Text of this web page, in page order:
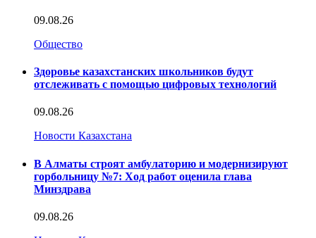
09.08.26
Общество
Здоровье казахстанских школьников будут
отслеживать с помощью цифровых технологий
09.08.26
Новости Казахстана
В Алматы строят амбулаторию и модернизируют
горбольницу №7: Ход работ оценила глава
Минздрава
09.08.26